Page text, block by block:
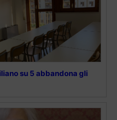
su 5 abbandona gli